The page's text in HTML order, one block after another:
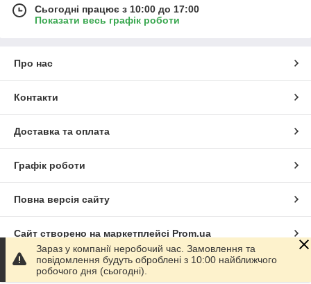
Сьогодні працює з 10:00 до 17:00
Показати весь графік роботи
Про нас
Контакти
Доставка та оплата
Графік роботи
Повна версія сайту
Сайт створено на маркетплейсі Prom.ua
Політика конфіденційності
Зараз у компанії неробочий час. Замовлення та
повідомлення будуть оброблені з 10:00 найближчого
робочого дня (сьогодні).